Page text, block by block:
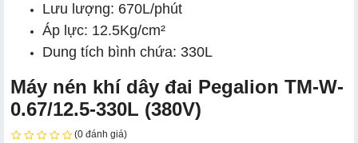
Lưu lượng: 670L/phút
Áp lực: 12.5Kg/cm²
Dung tích bình chứa: 330L
Máy nén khí dây đai Pegalion TM-W-
0.67/12.5-330L (380V)
(0 đánh giá)